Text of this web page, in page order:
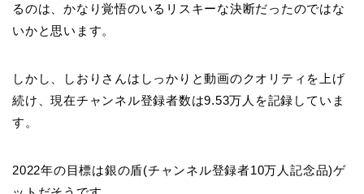
るのは、かなり覚悟のいるリスキーな決断だったのではな
いかと思います。
しかし、しおりさんはしっかりと動画のクオリティを上げ
続け、現在チャンネル登録者数は9.53万人を記録していま
す。
2022年の目標は銀の盾(チャンネル登録者10万人記念品)ゲ